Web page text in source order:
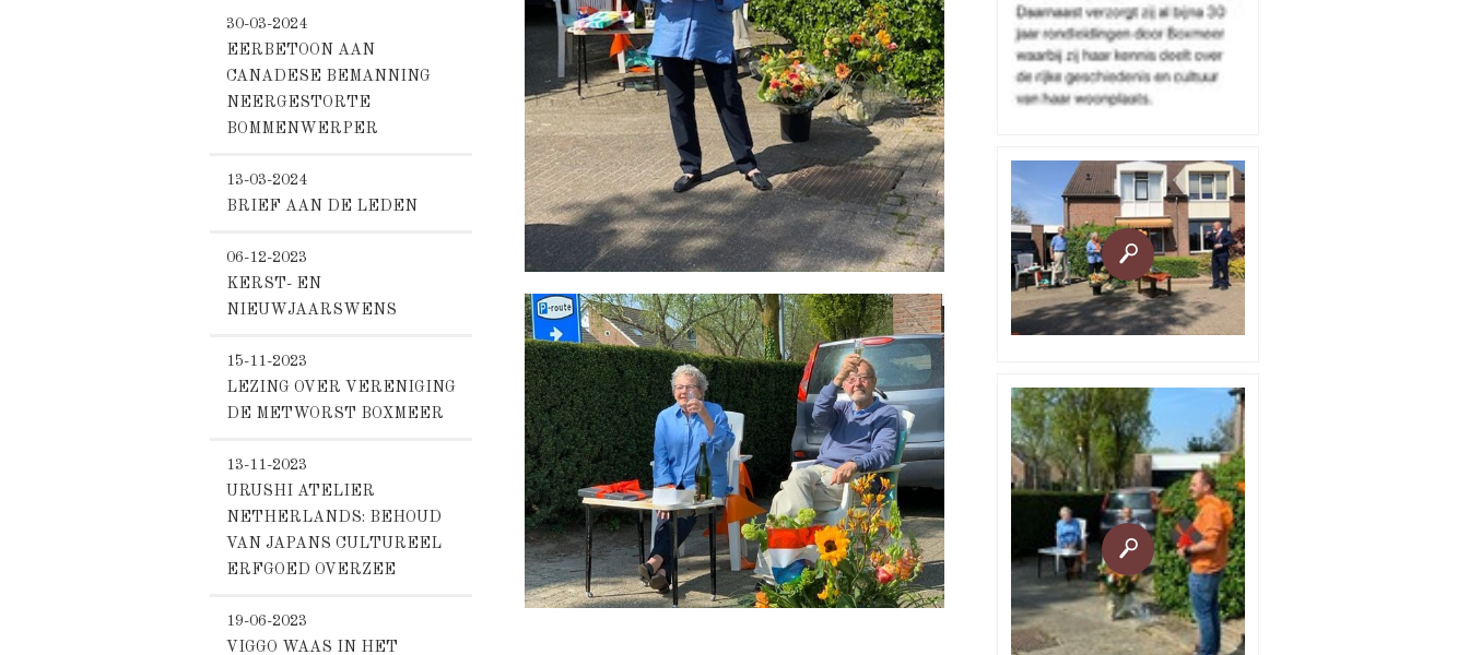
30-03-2024
EERBETOON AAN
CANADESE BEMANNING
NEERGESTORTE
BOMMENWERPER
13-03-2024
BRIEF AAN DE LEDEN
06-12-2023
KERST- EN
NIEUWJAARSWENS
15-11-2023
LEZING OVER VERENIGING
DE METWORST BOXMEER
13-11-2023
URUSHI ATELIER
NETHERLANDS: BEHOUD
VAN JAPANS CULTUREEL
ERFGOED OVERZEE
19-06-2023
VIGGO WAAS IN HET